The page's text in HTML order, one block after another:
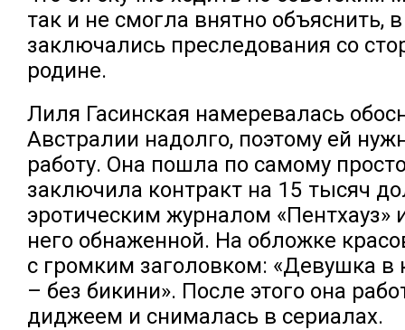
так и не смогла внятно объяснить,
заключались преследования со
родине.
Лиля Гасинская намеревалась
Австралии надолго, поэтому ей
работу. Она пошла по самому
заключила контракт на 15 тысяч
эротическим журналом «Пентхауз»
него обнаженной. На обложке
с громким заголовком: «Девушка в
– без бикини». После этого она
диджеем и снималась в сериалах.